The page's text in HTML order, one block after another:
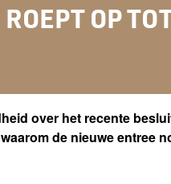
OP
over het recente
de nieuwe entree